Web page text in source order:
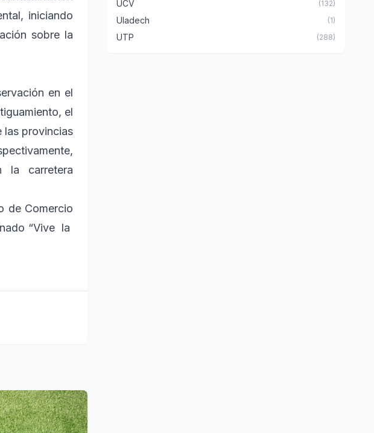
iniciando
sobre la
en el
el
las provincias
la carretera
de Comercio
“Vive la
UCV (132)
Uladech (1)
UTP (288)